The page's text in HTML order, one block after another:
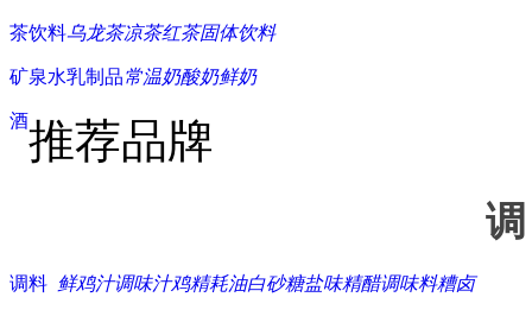
茶饮料乌龙茶凉茶红茶固体饮料
矿泉水乳制品常温奶酸奶鲜奶
酒推荐品牌
调料 鲜鸡汁调味汁鸡精耗油白砂糖盐味精醋调味料糟卤